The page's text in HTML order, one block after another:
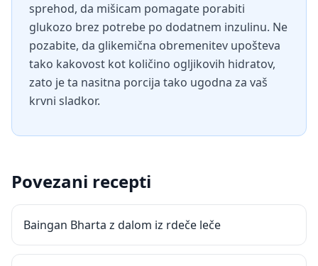
sprehod, da mišicam pomagate porabiti
glukozo brez potrebe po dodatnem inzulinu. Ne
pozabite, da glikemična obremenitev upošteva
tako kakovost kot količino ogljikovih hidratov,
zato je ta nasitna porcija tako ugodna za vaš
krvni sladkor.
Povezani recepti
Baingan Bharta z dalom iz rdeče leče